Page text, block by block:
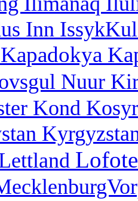
Inn
Kapadokya
Nuur
Kond